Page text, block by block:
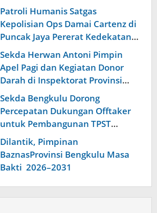
Patroli Humanis Satgas
Kepolisian Ops Damai Cartenz di
Puncak Jaya Pererat Kedekatan
dengan Masyarakat
Sekda Herwan Antoni Pimpin
Apel Pagi dan Kegiatan Donor
Darah di Inspektorat Provinsi
Bengkulu
Sekda Bengkulu Dorong
Percepatan Dukungan Offtaker
untuk Pembangunan TPST
Regional
Dilantik, Pimpinan
BaznasProvinsi Bengkulu Masa
Bakti 2026–2031